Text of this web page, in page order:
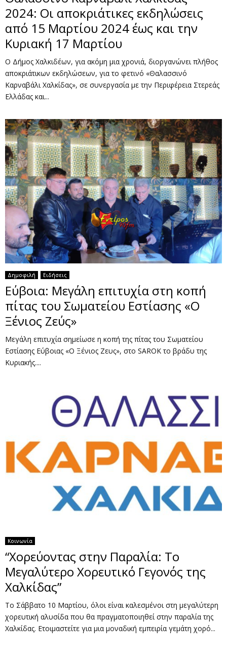
2024: Οι αποκριάτικες εκδηλώσεις
από 15 Μαρτίου 2024 έως και την
Κυριακή 17 Μαρτίου
Ο Δήμος Χαλκιδέων, για ακόμη μια χρονιά, διοργανώνει πλήθος
αποκριάτικων εκδηλώσεων, για το φετινό «Θαλασσινό
Καρναβάλι Χαλκίδας», σε συνεργασία με την Περιφέρεια Στερεάς
Ελλάδας και...
Δημοφιλή Ειδήσεις
Εύβοια: Μεγάλη επιτυχία στη κοπή
πίτας του Σωματείου Εστίασης «Ο
Ξένιος Ζεύς»
Μεγάλη επιτυχία σημείωσε η κοπή της πίτας του Σωματείου
Εστίασης Εύβοιας «Ο Ξένιος Ζευς», στο SAROK το βράδυ της
Κυριακής....
Κοινωνία
“Χορεύοντας στην Παραλία: Το
Μεγαλύτερο Χορευτικό Γεγονός της
Χαλκίδας”
Το Σάββατο 10 Μαρτίου, όλοι είναι καλεσμένοι στη μεγαλύτερη
χορευτική αλυσίδα που θα πραγματοποιηθεί στην παραλία της
Χαλκίδας. Ετοιμαστείτε για μια μοναδική εμπειρία γεμάτη χορό...